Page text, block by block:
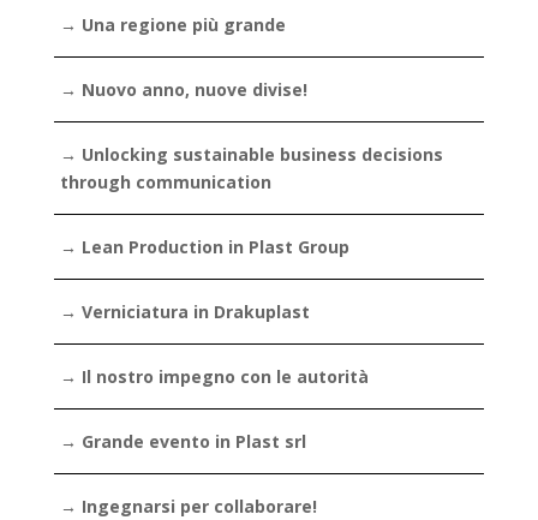
→ Una regione più grande
→ Nuovo anno, nuove divise!
→ Unlocking sustainable business decisions
through communication
→ Lean Production in Plast Group
→ Verniciatura in Drakuplast
→ Il nostro impegno con le autorità
→ Grande evento in Plast srl
→ Ingegnarsi per collaborare!